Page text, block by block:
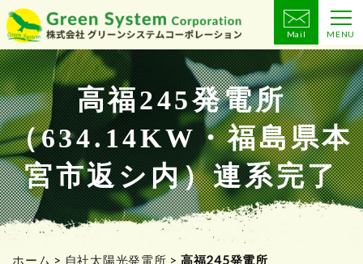
コ
ン
テ
ン
ツ
へ
ス
キ
ッ
プ
Mail MENU
高福245発電所
（634.14KW・福島県本
宮市返シ内）連系完了
ホーム > 自社太陽光発電所 > 高福245発電所